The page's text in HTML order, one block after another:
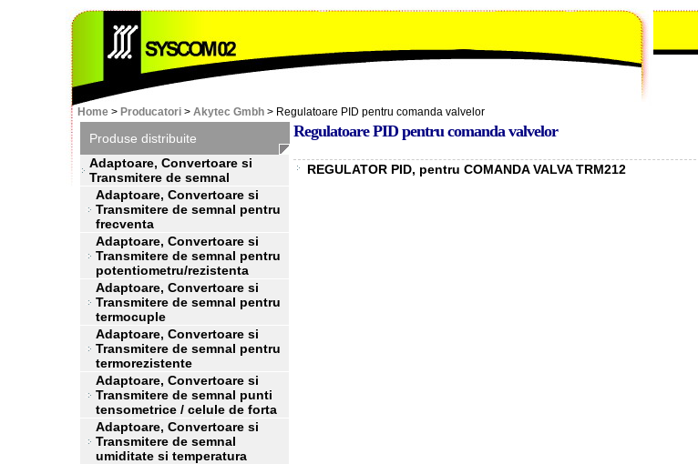
Home > Producatori > Akytec Gmbh > Regulatoare PID pentru comanda valvelor
Produse distribuite
Adaptoare, Convertoare si
Transmitere de semnal
Adaptoare, Convertoare si
Transmitere de semnal pentru
frecventa
Adaptoare, Convertoare si
Transmitere de semnal pentru
potentiometru/rezistenta
Adaptoare, Convertoare si
Transmitere de semnal pentru
termocuple
Adaptoare, Convertoare si
Transmitere de semnal pentru
termorezistente
Adaptoare, Convertoare si
Transmitere de semnal punti
tensometrice / celule de forta
Adaptoare, Convertoare si
Transmitere de semnal
umiditate si temperatura
Regulatoare PID pentru comanda valvelor
REGULATOR PID, pentru COMANDA VALVA TRM212